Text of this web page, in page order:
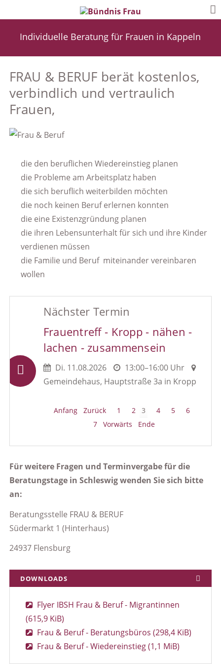
Individuelle Beratung für Frauen in Kappeln
FRAU & BERUF berät kostenlos,
verbindlich und vertraulich
Frauen,
die den beruflichen Wiedereinstieg planen
die Probleme am Arbeitsplatz haben
die sich beruflich weiterbilden möchten
die noch keinen Beruf erlernen konnten
die eine Existenzgründung planen
die ihren Lebensunterhalt für sich und ihre Kinder
verdienen müssen
die Familie und Beruf miteinander vereinbaren
wollen
Nächster Termin
Frauentreff - Kropp - nähen -
lachen - zusammensein
Di. 11.08.2026
13:00–16:00 Uhr
Gemeindehaus, Hauptstraße 3a in Kropp
Anfang Zurück 1 2 3 4 5
6
7
Vorwärts Ende
Für weitere Fragen und Terminvergabe für die
Beratungstage in Schleswig wenden Sie sich bitte
an:
Beratungsstelle FRAU & BERUF
Südermarkt 1 (Hinterhaus)
24937 Flensburg
DOWNLOADS
Flyer IBSH Frau & Beruf - Migrantinnen
(615,9 KiB)
Frau & Beruf - Beratungsbüros (298,4 KiB)
Frau & Beruf - Wiedereinstieg(1,1 MiB)